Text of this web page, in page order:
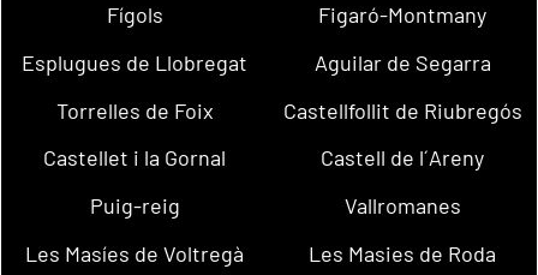
Fígols
Figaró-Montmany
Esplugues de Llobregat
Aguilar de Segarra
Torrelles de Foix
Castellfollit de Riubregós
Castellet i la Gornal
Castell de l´Areny
Puig-reig
Vallromanes
Les Masíes de Voltregà
Les Masies de Roda